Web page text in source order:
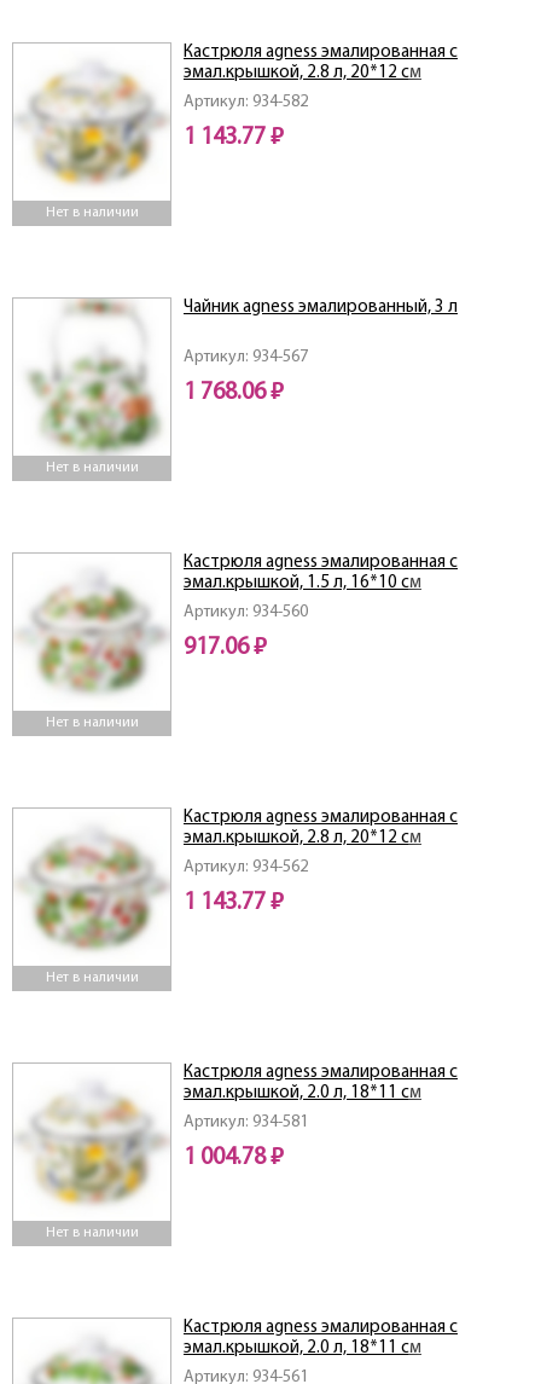
Нет в наличии
Артикул: 934-582
Кастрюля agness эмалированная с
эмал.крышкой, 2.8 л, 20*12 см
1 143.77 ₽
Нет в наличии
Артикул: 934-567
Чайник agness эмалированный, 3 л
1 768.06 ₽
Нет в наличии
Артикул: 934-560
Кастрюля agness эмалированная с
эмал.крышкой, 1.5 л, 16*10 см
917.06 ₽
Нет в наличии
Артикул: 934-562
Кастрюля agness эмалированная с
эмал.крышкой, 2.8 л, 20*12 см
1 143.77 ₽
Нет в наличии
Артикул: 934-581
Кастрюля agness эмалированная с
эмал.крышкой, 2.0 л, 18*11 см
1 004.78 ₽
Артикул: 934-561
Кастрюля agness эмалированная с
эмал.крышкой, 2.0 л, 18*11 см